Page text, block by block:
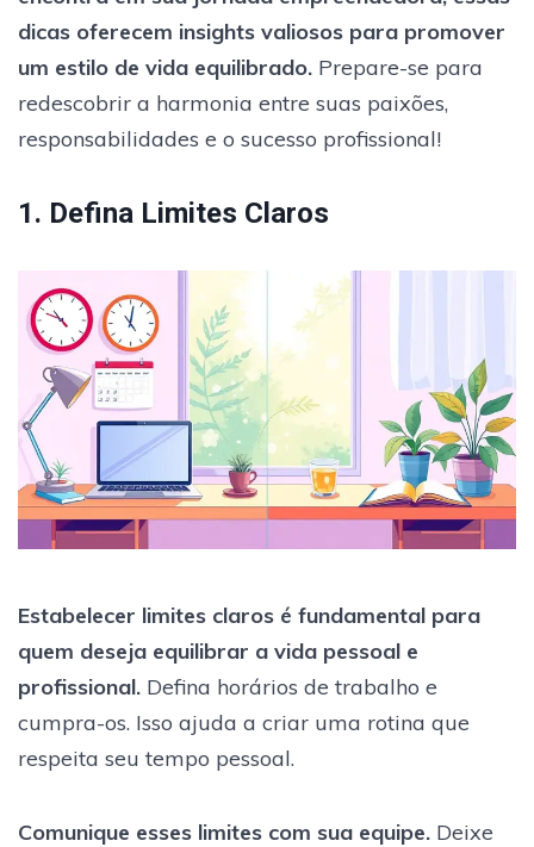
dicas oferecem insights valiosos para promover
um estilo de vida equilibrado. Prepare-se para
redescobrir a harmonia entre suas paixões,
responsabilidades e o sucesso profissional!
1. Defina Limites Claros
Estabelecer limites claros é fundamental para
quem deseja equilibrar a vida pessoal e
profissional. Defina horários de trabalho e
cumpra-os. Isso ajuda a criar uma rotina que
respeita seu tempo pessoal.
Comunique esses limites com sua equipe. Deixe